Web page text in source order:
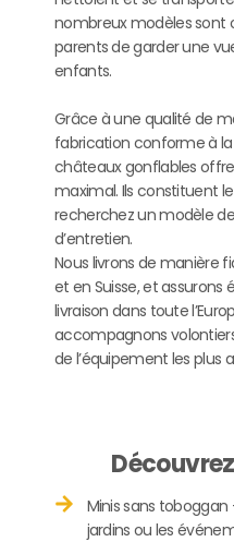
nombreux modèles sont
parents de garder une
enfants.
Grâce à une qualité de
fabrication conforme à la
châteaux gonflables
maximal. Ils constituent
recherchez un modèle
d’entretien.
Nous livrons de manière
et en Suisse, et
livraison dans toute
accompagnons
de l’équipement les plus
Minis sans
jardins ou les